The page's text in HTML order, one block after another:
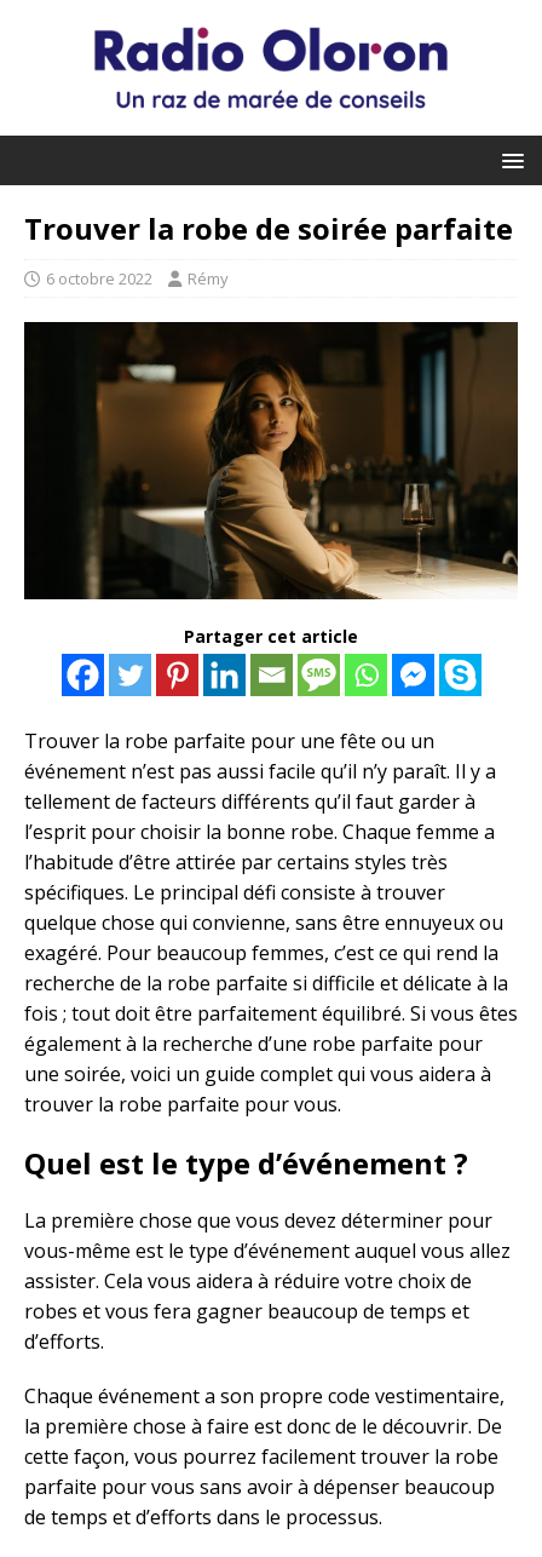
Trouver la robe de soirée parfaite
6 octobre 2022 Rémy
Partager cet article
Trouver la robe parfaite pour une fête ou un
événement n’est pas aussi facile qu’il n’y paraît. Il y a
tellement de facteurs différents qu’il faut garder à
l’esprit pour choisir la bonne robe. Chaque femme a
l’habitude d’être attirée par certains styles très
spécifiques. Le principal défi consiste à trouver
quelque chose qui convienne, sans être ennuyeux ou
exagéré. Pour beaucoup femmes, c’est ce qui rend la
recherche de la robe parfaite si difficile et délicate à la
fois ; tout doit être parfaitement équilibré. Si vous êtes
également à la recherche d’une robe parfaite pour
une soirée, voici un guide complet qui vous aidera à
trouver la robe parfaite pour vous.
Quel est le type d’événement ?
La première chose que vous devez déterminer pour
vous-même est le type d’événement auquel vous allez
assister. Cela vous aidera à réduire votre choix de
robes et vous fera gagner beaucoup de temps et
d’efforts.
Chaque événement a son propre code vestimentaire,
la première chose à faire est donc de le découvrir. De
cette façon, vous pourrez facilement trouver la robe
parfaite pour vous sans avoir à dépenser beaucoup
de temps et d’efforts dans le processus.